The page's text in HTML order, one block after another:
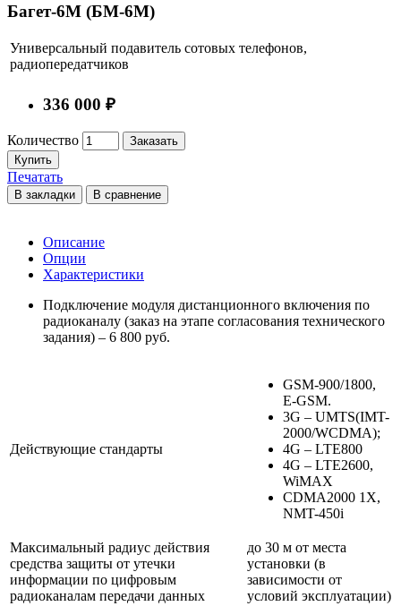
Багет-6М (БМ-6М)
Универсальный подавитель сотовых телефонов,
радиопередатчиков
336 000 ₽
Количество
Заказать
Купить
Печатать
В закладки В сравнение
Описание
Опции
Характеристики
Подключение модуля дистанционного включения по
радиоканалу (заказ на этапе согласования технического
задания) – 6 800 руб.
Действующие стандарты
GSM-900/1800,
E-GSM.
3G – UMTS(IMT-
2000/WCDMA);
4G – LTE800
4G – LTE2600,
WiMAX
CDMA2000 1X,
NMT-450i
Максимальный радиус действия
средства защиты от утечки
информации по цифровым
радиоканалам передачи данных
до 30 м от места
установки (в
зависимости от
условий эксплуатации)